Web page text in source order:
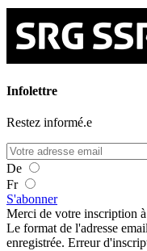
Infolettre
Restez informé.e
De
Fr
S'abonner
Merci de votre inscription
Le format de l'adresse
enregistrée. Erreur